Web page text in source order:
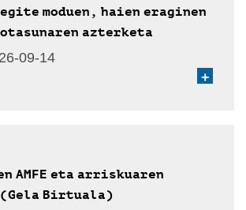
moduen, haien eraginen
azterketa
09-14
+
AMFE eta arriskuaren
(Gela Birtuala)